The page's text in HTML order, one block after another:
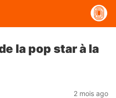
la pop star à la
2 mois ago